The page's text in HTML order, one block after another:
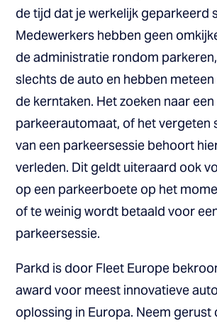
de tijd dat je werkelijk geparkeerd
Medewerkers hebben geen
de administratie rondom
slechts de auto en hebben
de kerntaken. Het zoeken naar een
parkeerautomaat, of het vergeten
van een parkeersessie behoort
verleden. Dit geldt uiteraard ook
op een parkeerboete op het
of te weinig wordt betaald voor
parkeersessie.
Parkd is door Fleet Europe
award voor meest innovatieve
oplossing in Europa. Neem gerust